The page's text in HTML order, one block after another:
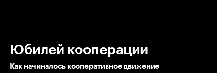
Юбилей кооперации
Как начиналось кооперативное движение